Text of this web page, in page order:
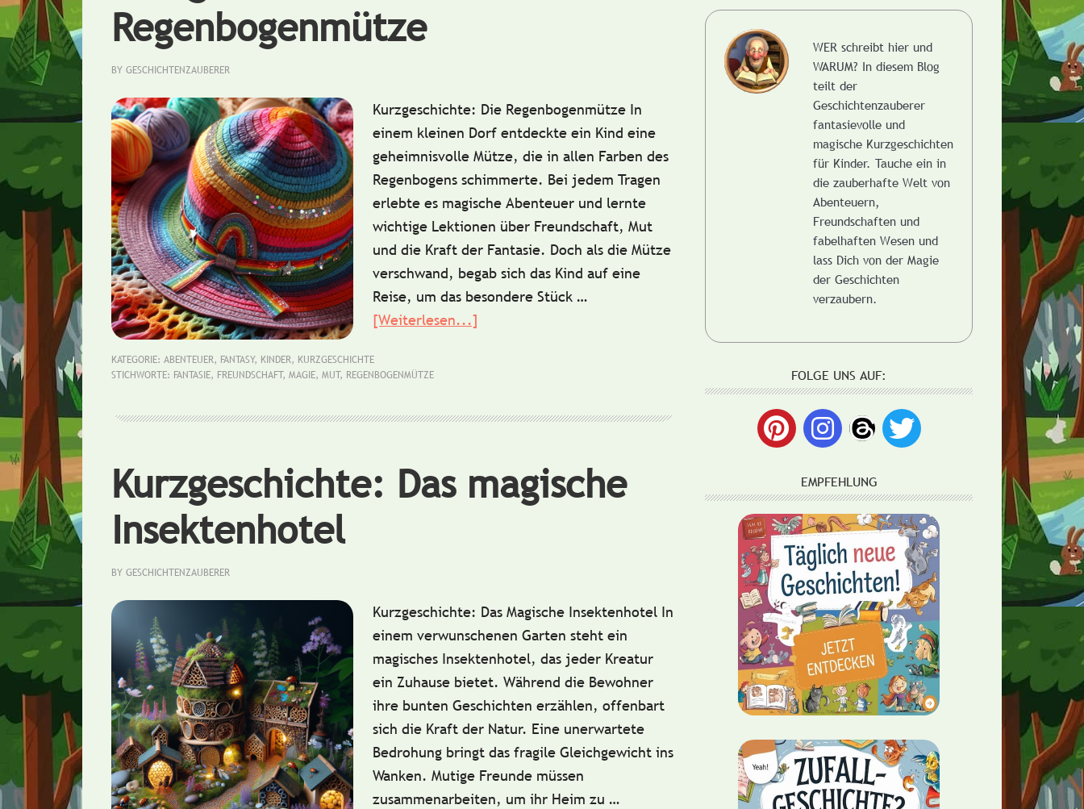
Regenbogenmütze
BY GESCHICHTENZAUBERER
Kurzgeschichte: Die Regenbogenmütze In
einem kleinen Dorf entdeckte ein Kind eine
geheimnisvolle Mütze, die in allen Farben des
Regenbogens schimmerte. Bei jedem Tragen
erlebte es magische Abenteuer und lernte
wichtige Lektionen über Freundschaft, Mut
und die Kraft der Fantasie. Doch als die Mütze
verschwand, begab sich das Kind auf eine
Reise, um das besondere Stück …
[Weiterlesen...]
KATEGORIE: ABENTEUER, FANTASY, KINDER, KURZGESCHICHTE
STICHWORTE: FANTASIE, FREUNDSCHAFT, MAGIE, MUT, REGENBOGENMÜTZE
Kurzgeschichte: Das magische
Insektenhotel
BY GESCHICHTENZAUBERER
Kurzgeschichte: Das Magische Insektenhotel In
einem verwunschenen Garten steht ein
magisches Insektenhotel, das jeder Kreatur
ein Zuhause bietet. Während die Bewohner
ihre bunten Geschichten erzählen, offenbart
sich die Kraft der Natur. Eine unerwartete
Bedrohung bringt das fragile Gleichgewicht ins
Wanken. Mutige Freunde müssen
zusammenarbeiten, um ihr Heim zu …
WER schreibt hier und
WARUM? In diesem Blog
teilt der
Geschichtenzauberer
fantasievolle und
magische Kurzgeschichten
für Kinder. Tauche ein in
die zauberhafte Welt von
Abenteuern,
Freundschaften und
fabelhaften Wesen und
lass Dich von der Magie
der Geschichten
verzaubern.
FOLGE UNS AUF:
EMPFEHLUNG